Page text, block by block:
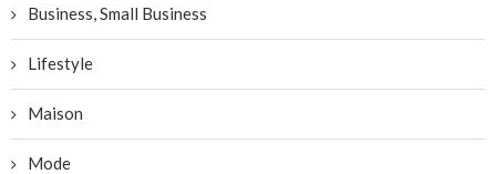
Business, Small Business
Lifestyle
Maison
Mode